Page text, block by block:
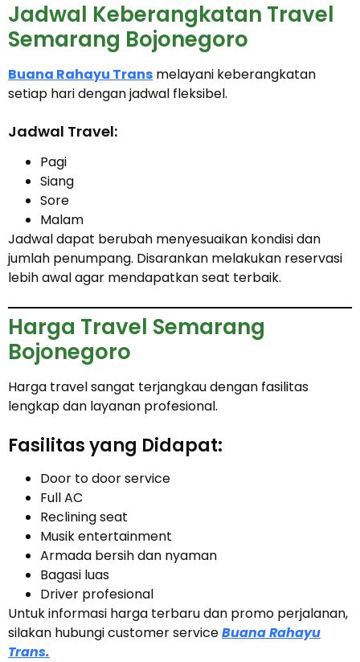
Jadwal Keberangkatan Travel
Semarang Bojonegoro
Buana Rahayu Trans melayani keberangkatan
setiap hari dengan jadwal fleksibel.
Jadwal Travel:
Pagi
Siang
Sore
Malam
Jadwal dapat berubah menyesuaikan kondisi dan
jumlah penumpang. Disarankan melakukan reservasi
lebih awal agar mendapatkan seat terbaik.
Harga Travel Semarang
Bojonegoro
Harga travel sangat terjangkau dengan fasilitas
lengkap dan layanan profesional.
Fasilitas yang Didapat:
Door to door service
Full AC
Reclining seat
Musik entertainment
Armada bersih dan nyaman
Bagasi luas
Driver profesional
Untuk informasi harga terbaru dan promo perjalanan,
silakan hubungi customer serviceBuana Rahayu
Trans.